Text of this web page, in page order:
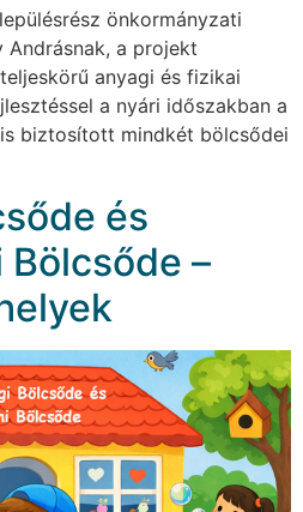
önkormányzati
Andrásnak, a projekt
anyagi és fizikai
a nyári időszakban a
biztosított mindkét bölcsődei
és
–